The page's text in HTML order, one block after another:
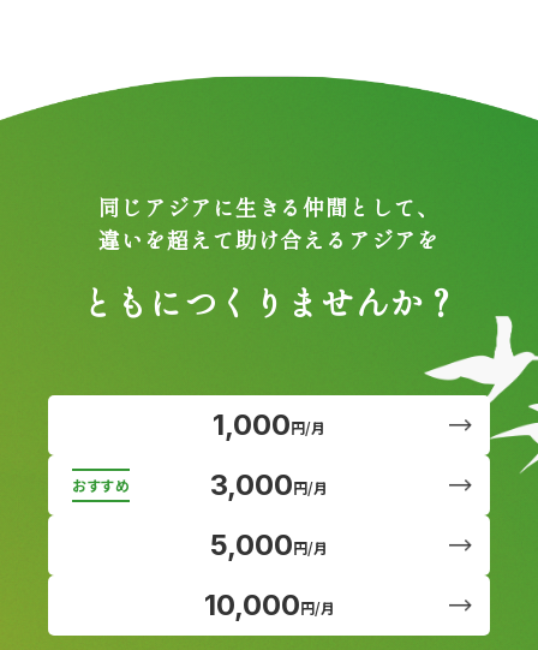
同じアジアに生きる仲間として、
違いを超えて助け合えるアジアを
ともにつくりませんか？
1,000円/月
3,000円/月
5,000円/月
10,000円/月